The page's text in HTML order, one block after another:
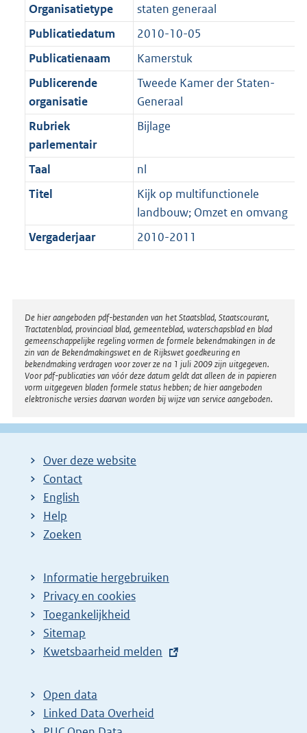
f
o
r
m
a
a
t
b
t
t
e
:
1
K
b
o
t
t
e
:
K
Organisatietype
staten generaal
Publicatiedatum
2010-10-05
Publicatienaam
Kamerstuk
Publicerende
organisatie
Tweede Kamer der Staten-
Generaal
Rubriek
parlementair
Bijlage
Taal
nl
Titel
Kijk op multifunctionele
landbouw; Omzet en omvang
Vergaderjaar
2010-2011
Disclaimer
De hier aangeboden pdf-bestanden van het Staatsblad, Staatscourant,
Tractatenblad, provinciaal blad, gemeenteblad, waterschapsblad en blad
gemeenschappelijke regeling vormen de formele bekendmakingen in de
zin van de Bekendmakingswet en de Rijkswet goedkeuring en
bekendmaking verdragen voor zover ze na 1 juli 2009 zijn uitgegeven.
Voor pdf-publicaties van vóór deze datum geldt dat alleen de in papieren
vorm uitgegeven bladen formele status hebben; de hier aangeboden
elektronische versies daarvan worden bij wijze van service aangeboden.
Over deze website
Contact
English
Help
Zoeken
Informatie hergebruiken
Privacy en cookies
Toegankelijkheid
Sitemap
E
t
e
r
Kwetsbaarheid melden
Open data
Linked Data Overheid